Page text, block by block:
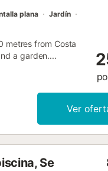
plana
Jardín
metres from Costa
a garden....
Ver
Se